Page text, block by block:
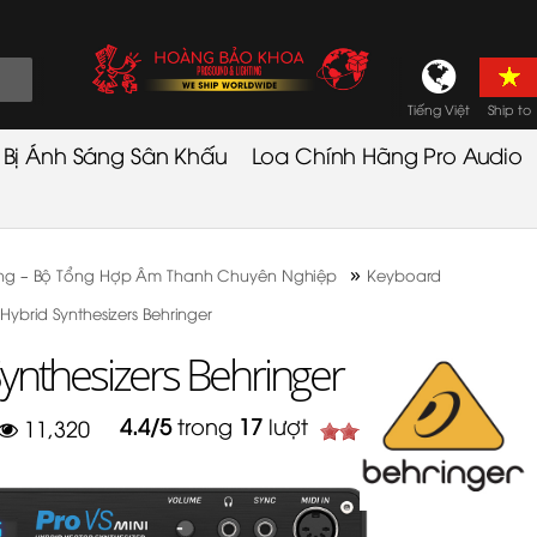
Tiếng Việt Ship to
Ánh Sáng Sân Khấu Loa Chính Hãng Pro Audio
– Bộ Tổng Hợp Âm Thanh Chuyên Nghiệp » Keyboard
Synthesizers Behringer
Behringer
11,320 4.4/5trong 17 lượt